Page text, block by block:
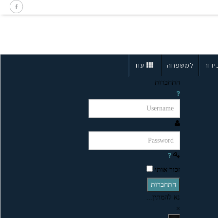
למשפחה עוד
התחברות
זכור אותי
התחברות
נא להמתין...
×